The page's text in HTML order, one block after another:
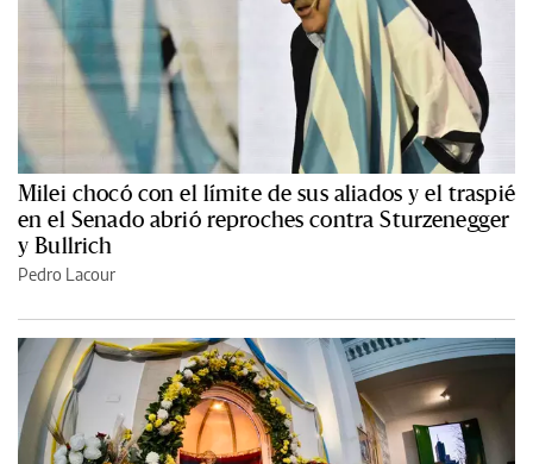
Milei chocó con el límite de sus aliados y el traspié
en el Senado abrió reproches contra Sturzenegger
y Bullrich
Pedro Lacour